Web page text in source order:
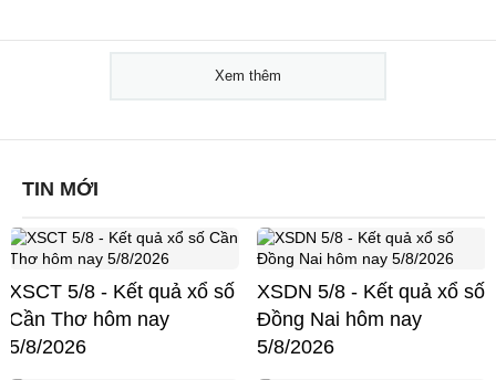
Xem thêm
TIN MỚI
XSCT 5/8 - Kết quả xổ số
Cần Thơ hôm nay
5/8/2026
XSDN 5/8 - Kết quả xổ số
Đồng Nai hôm nay
5/8/2026